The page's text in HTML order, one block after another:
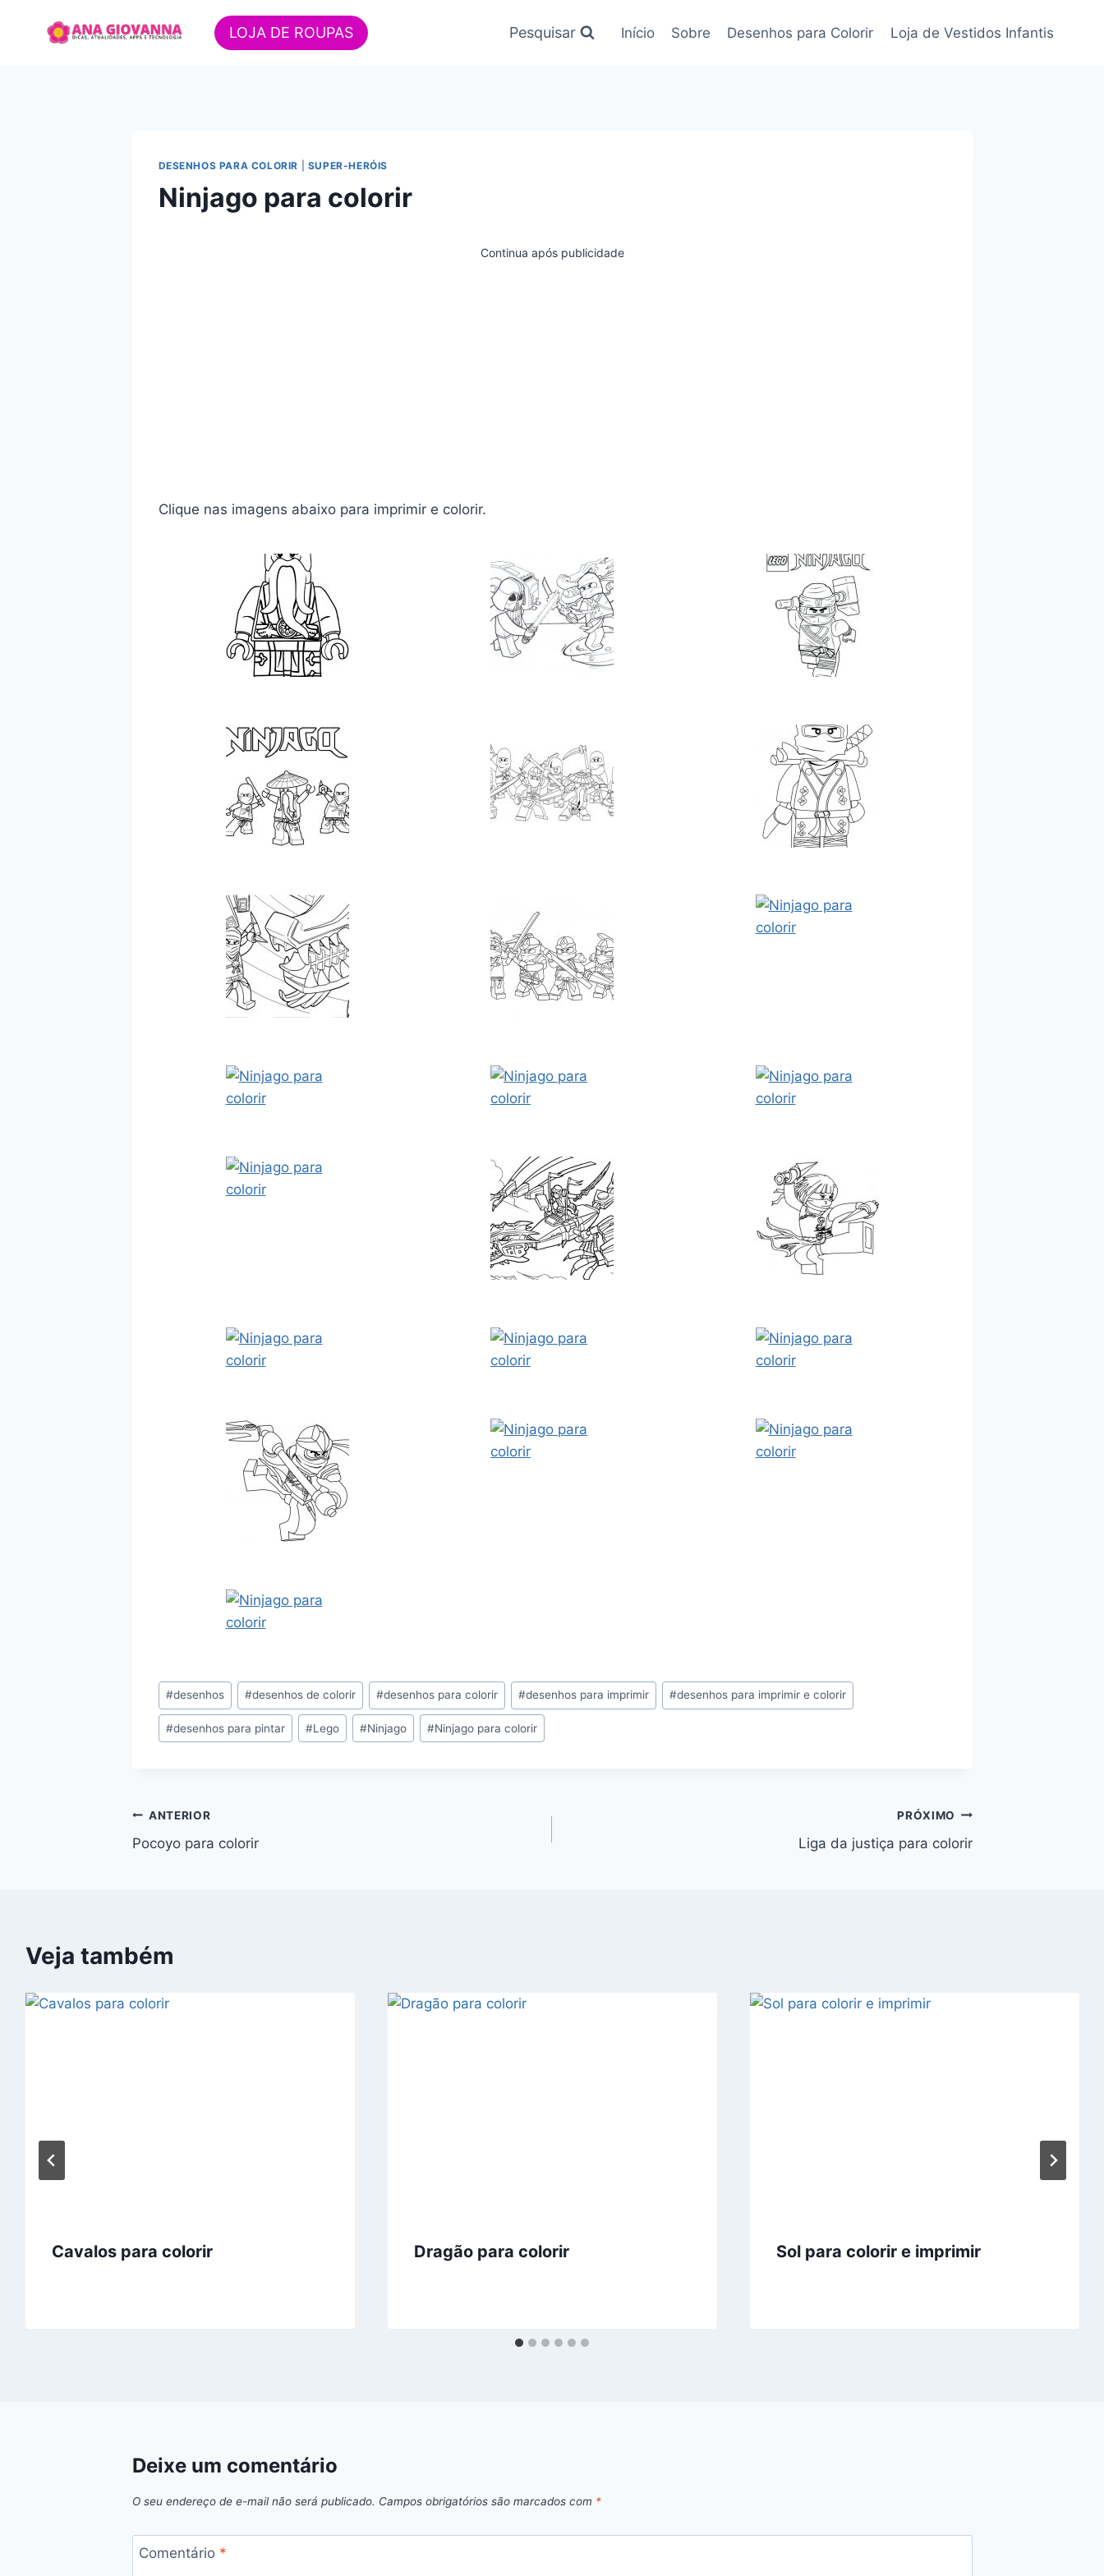
LOJA DE ROUPAS Pesquisar Início Sobre Desenhos para Colorir Loja de Vestidos Infantis
DESENHOS PARA COLORIR SUPER-HERÓIS
Ninjago para colorir
Continua após publicidade
Clique nas imagens abaixo para imprimir e colorir.
Tags
do
Post:
#desenhos #desenhos de colorir #desenhos para colorir #desenhos para imprimir #desenhos para imprimir e colorir
#desenhos para pintar #Lego #Ninjago #Ninjago para colorir
Navegação
de
ANTERIOR
Pocoyo para colorir
PRÓXIMO
Liga da justiça para colorir
Veja também
Cavalos para colorir Dragão para colorir Sol para colorir e imprimir
Deixe um comentário
O seu endereço de e-mail não será publicado. Campos obrigatórios são marcados com *
Comentário *